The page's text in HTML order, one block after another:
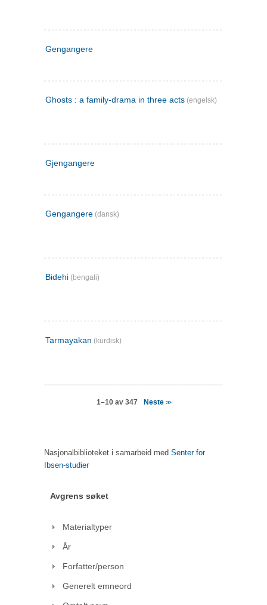
Gengangere
Ghosts : a family-drama in three acts (engelsk)
Gjengangere
Gengangere (dansk)
Bidehi (bengali)
Tarmayakan (kurdisk)
1–10 av 347 Neste >>
Nasjonalbiblioteket i samarbeid med Senter for
Ibsen-studier
Avgrens søket
Materialtyper
År
Forfatter/person
Generelt emneord